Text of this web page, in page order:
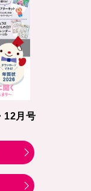
12月号